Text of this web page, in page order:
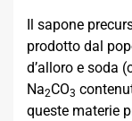
Il sapone
prodotto dal
d’alloro e soda
Na2CO3
queste materie